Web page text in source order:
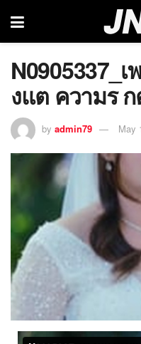
N0905337_
งแต ความร ก
by admin79 May